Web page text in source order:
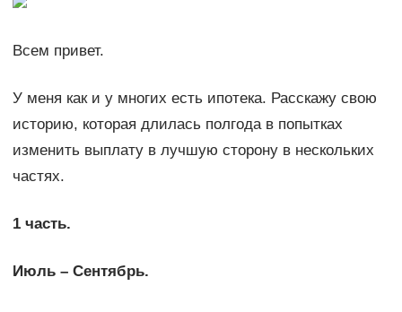
Всем привет.
У меня как и у многих есть ипотека. Расскажу свою
историю, которая длилась полгода в попытках
изменить выплату в лучшую сторону в нескольких
частях.
1 часть.
Июль – Сентябрь.